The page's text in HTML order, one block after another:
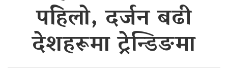
पहिलो, दर्जन बढी
देशहरूमा ट्रेन्डिङमा